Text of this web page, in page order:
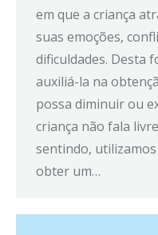
em que a criança
suas emoções,
dificuldades. Desta
auxiliá-la na
possa diminuir ou
criança não fala
sentindo,
obter um…